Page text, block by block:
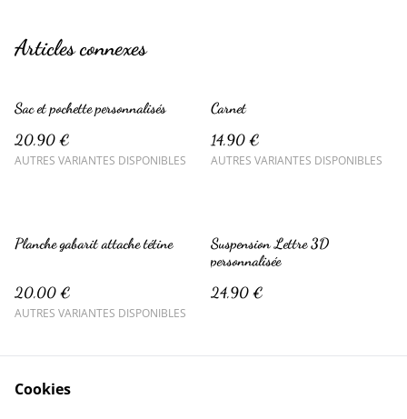
Articles connexes
Sac et pochette personnalisés
20,90 €
AUTRES VARIANTES DISPONIBLES
Carnet
14,90 €
AUTRES VARIANTES DISPONIBLES
Planche gabarit attache tétine
20,00 €
AUTRES VARIANTES DISPONIBLES
Suspension Lettre 3D
personnalisée
24,90 €
Cookies